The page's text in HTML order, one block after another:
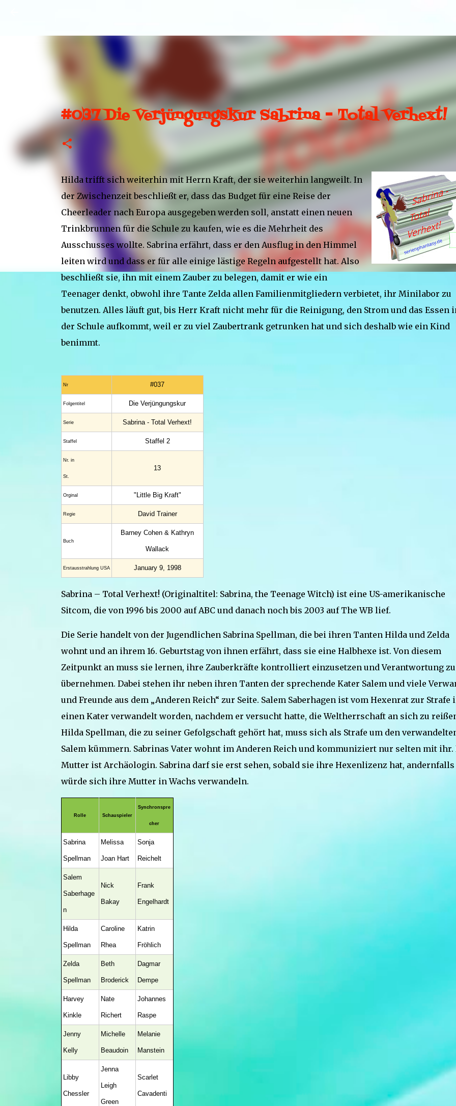
#037 Die Verjüngungskur Sabrina - Total Verhext!
Hilda trifft sich weiterhin mit Herrn Kraft, der sie weiterhin langweilt. In
der Zwischenzeit beschließt er, dass das Budget für eine Reise der
Cheerleader nach Europa ausgegeben werden soll, anstatt einen neuen
Trinkbrunnen für die Schule zu kaufen, wie es die Mehrheit des
Ausschusses wollte. Sabrina erfährt, dass er den Ausflug in den Himmel
leiten wird und dass er für alle einige lästige Regeln aufgestellt hat. Also
beschließt sie, ihn mit einem Zauber zu belegen, damit er wie ein
Teenager denkt, obwohl ihre Tante Zelda allen Familienmitgliedern verbietet, ihr Minilabor zu
benutzen. Alles läuft gut, bis Herr Kraft nicht mehr für die Reinigung, den Strom und das Essen
der Schule aufkommt, weil er zu viel Zaubertrank getrunken hat und sich deshalb wie ein Kind
benimmt.
Nr #037
Folgentitel Die Verjüngungskur
Serie Sabrina - Total Verhext!
Staffel Staffel 2
Nr. in
St.
13
Orginal "Little Big Kraft"
Regie David Trainer
Buch
Barney Cohen & Kathryn
Wallack
Erstaus­strahlung USA January 9, 1998
Sabrina – Total Verhext! (Originaltitel: Sabrina, the Teenage Witch) ist eine US-amerikanische
Sitcom, die von 1996 bis 2000 auf ABC und danach noch bis 2003 auf The WB lief.
Die Serie handelt von der Jugendlichen Sabrina Spellman, die bei ihren Tanten Hilda und Zelda
wohnt und an ihrem 16. Geburtstag von ihnen erfährt, dass sie eine Halbhexe ist. Von diesem
Zeitpunkt an muss sie lernen, ihre Zauberkräfte kontrolliert einzusetzen und Verantwortung zu
übernehmen. Dabei stehen ihr neben ihren Tanten der sprechende Kater Salem und viele
und Freunde aus dem „Anderen Reich“ zur Seite. Salem Saberhagen ist vom Hexenrat zur Strafe
einen Kater verwandelt worden, nachdem er versucht hatte, die Weltherrschaft an sich zu
Hilda Spellman, die zu seiner Gefolgschaft gehört hat, muss sich als Strafe um den
Salem kümmern. Sabrinas Vater wohnt im Anderen Reich und kommuniziert nur selten mit ihr.
Mutter ist Archäologin. Sabrina darf sie erst sehen, sobald sie ihre Hexenlizenz hat, andernfalls
würde sich ihre Mutter in Wachs verwandeln.
Rolle Schauspieler
Synchronspre
cher
Sabrina
Spellman
Melissa
Joan Hart
Sonja
Reichelt
Salem
Saberhage
n
Nick
Bakay
Frank
Engelhardt
Hilda
Spellman
Caroline
Rhea
Katrin
Fröhlich
Zelda
Spellman
Beth
Broderick
Dagmar
Dempe
Harvey
Kinkle
Nate
Richert
Johannes
Raspe
Jenny
Kelly
Michelle
Beaudoin
Melanie
Manstein
Libby
Chessler
Jenna
Leigh
Green
Scarlet
Cavadenti